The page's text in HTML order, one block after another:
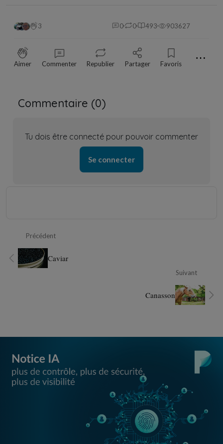
3 0 0 493 903627
Aimer Commenter Republier Partager Favoris ⋯
Commentaire (0)
Tu dois être connecté pour pouvoir commenter
Se connecter
Précédent
Caviar
Suivant
Canasson